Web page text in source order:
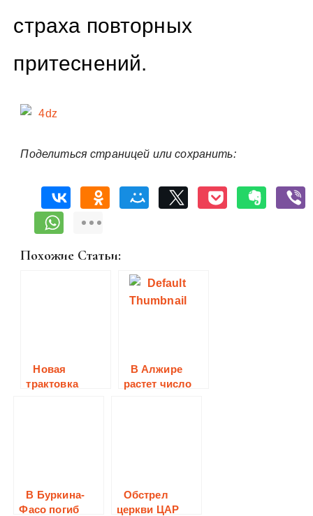
страха повторных
притеснений.
Поделиться страницей или сохранить:
Похожие Статьи:
Новая
трактовка
В Алжире
растет число
В Буркина-
Фасо погиб
Обстрел
церкви ЦАР